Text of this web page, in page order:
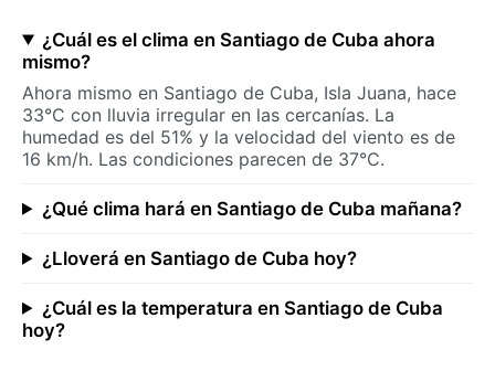
¿Cuál es el clima en Santiago de Cuba ahora
mismo?
Ahora mismo en Santiago de Cuba, Isla Juana, hace
33°C con lluvia irregular en las cercanías. La
humedad es del 51% y la velocidad del viento es de
16 km/h. Las condiciones parecen de 37°C.
¿Qué clima hará en Santiago de Cuba mañana?
¿Lloverá en Santiago de Cuba hoy?
¿Cuál es la temperatura en Santiago de Cuba
hoy?